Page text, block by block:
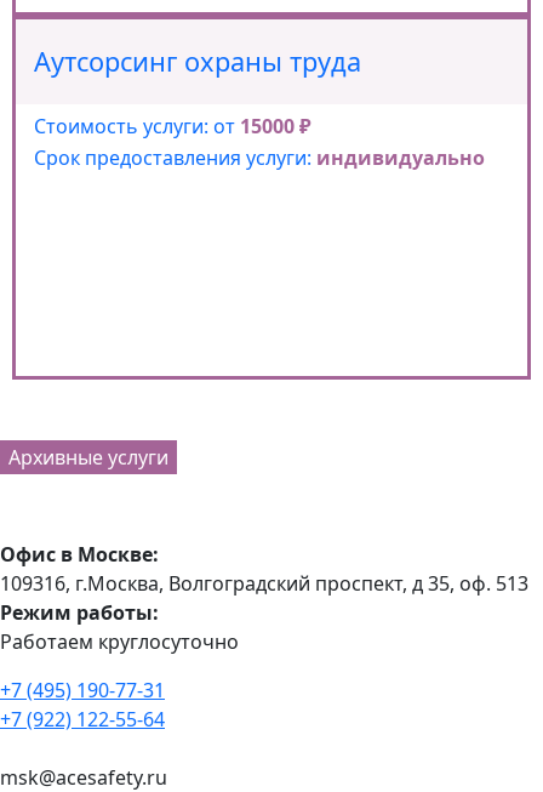
Аутсорсинг охраны труда
Стоимость услуги: от 15000 ₽
Срок предоставления услуги: индивидуально
Архивные услуги
Офис в Москве:
109316, г.Москва, Волгоградский проспект, д 35, оф. 513
Режим работы:
Работаем круглосуточно
+7 (495) 190-77-31
+7 (922) 122-55-64
msk@acesafety.ru